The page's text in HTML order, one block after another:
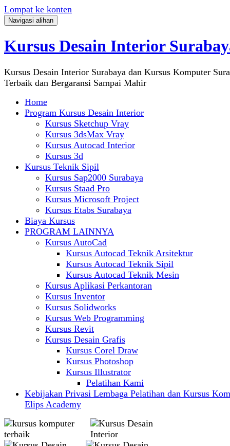
Lompat ke konten
Navigasi alihan
Kursus Desain Interior
Kursus Desain Interior Surabaya dan Kursus Komputer
Terbaik dan Bergaransi Sampai Mahir
Home
Program Kursus Desain Interior
Kursus Sketchup Vray
Kursus 3dsMax Vray
Kursus Autocad Interior
Kursus 3d
Kursus Teknik Sipil
Kursus Sap2000 Surabaya
Kursus Staad Pro
Kursus Microsoft Project
Kursus Etabs Surabaya
Biaya Kursus
PROGRAM LAINNYA
Kursus AutoCad
Kursus Autocad Teknik Arsitektur
Kursus Autocad Teknik Sipil
Kursus Autocad Teknik Mesin
Kursus Aplikasi Perkantoran
Kursus Inventor
Kursus Solidworks
Kursus Web Programming
Kursus Revit
Kursus Desain Grafis
Kursus Corel Draw
Kursus Photoshop
Kursus Illustrator
Pelatihan Kami
Kebijakan Privasi Lembaga Pelatihan dan Kursus
Elips Academy